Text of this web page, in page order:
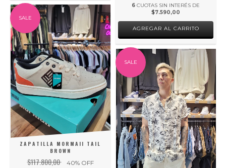
6 CUOTAS SIN INTERÉS DE
$7.590,00
AGREGAR AL CARRITO
SALE
ZAPATILLA MORMAII TAIL
BROWN
$117.800,00 40% OFF
SALE